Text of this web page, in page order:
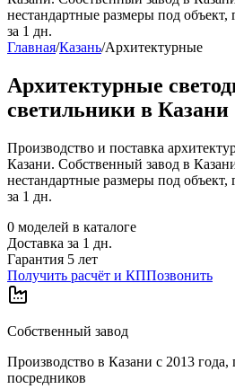
нестандартные размеры под объект,
за 1 дн.
Главная/Казань/Архитектурные
Архитектурные
светильники в Казани
Производство и поставка
Казани. Собственный завод в
нестандартные размеры под объект,
за 1 дн.
0 моделей в каталоге
Доставка за 1 дн.
Гарантия 5 лет
Получить расчёт и КППозвонить
Собственный завод
Производство в Казани с 2013
посредников